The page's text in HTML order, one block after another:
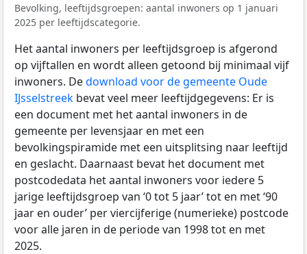
Bevolking, leeftijdsgroepen: aantal inwoners op 1 januari
2025 per leeftijdscategorie.
Het aantal inwoners per leeftijdsgroep is afgerond
op vijftallen en wordt alleen getoond bij minimaal vijf
inwoners. Dedownload voor de gemeente Oude
IJsselstreek bevat veel meer leeftijdgegevens: Er is
een document met het aantal inwoners in de
gemeente per levensjaar en met een
bevolkingspiramide met een uitsplitsing naar leeftijd
en geslacht. Daarnaast bevat het document met
postcodedata het aantal inwoners voor iedere 5
jarige leeftijdsgroep van ‘0 tot 5 jaar’ tot en met ‘90
jaar en ouder’ per viercijferige (numerieke) postcode
voor alle jaren in de periode van 1998 tot en met
2025.